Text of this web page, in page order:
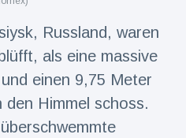
Russland, waren
als eine massive
einen 9,75 Meter
den Himmel schoss.